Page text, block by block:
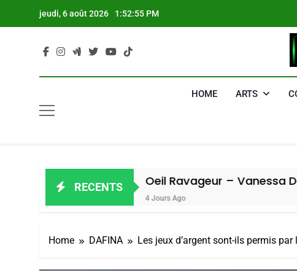
jeudi, 6 août 2026 1:52:56 PM
HOME ARTS
RECENTS
Oeil Ravageur – Vanessa De Loya
Home DAFINA Les jeux d’argent sont-ils permis par